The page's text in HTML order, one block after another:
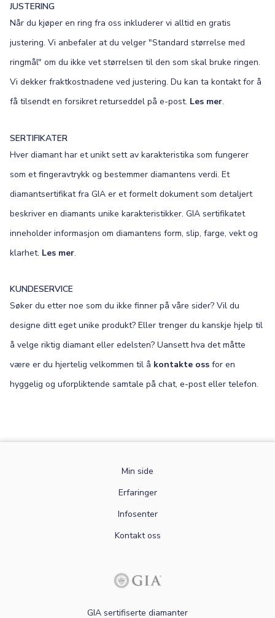
JUSTERING
Når du kjøper en ring fra oss inkluderer vi alltid en gratis
justering. Vi anbefaler at du velger "Standard størrelse med
ringmål" om du ikke vet størrelsen til den som skal bruke ringen.
Vi dekker fraktkostnadene ved justering. Du kan ta kontakt for å
få tilsendt en forsikret returseddel på e-post. Les mer.
SERTIFIKATER
Hver diamant har et unikt sett av karakteristika som fungerer
som et fingeravtrykk og bestemmer diamantens verdi. Et
diamantsertifikat fra GIA er et formelt dokument som detaljert
beskriver en diamants unike karakteristikker. GIA sertifikatet
inneholder informasjon om diamantens form, slip, farge, vekt og
klarhet. Les mer.
KUNDESERVICE
Søker du etter noe som du ikke finner på våre sider? Vil du
designe ditt eget unike produkt? Eller trenger du kanskje hjelp til
å velge riktig diamant eller edelsten? Uansett hva det måtte
være er du hjertelig velkommen til å kontakte oss for en
hyggelig og uforpliktende samtale på chat, e-post eller telefon.
Min side
Erfaringer
Infosenter
Kontakt oss
GIA sertifiserte diamanter